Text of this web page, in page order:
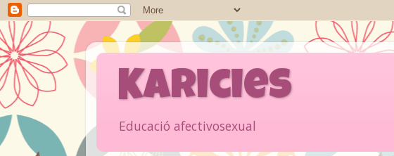
Karicies
Educació afectivosexual